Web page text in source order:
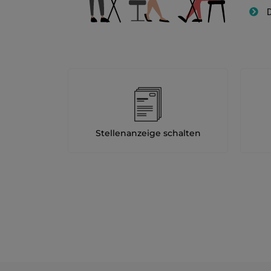
Stellenanzeige schalten